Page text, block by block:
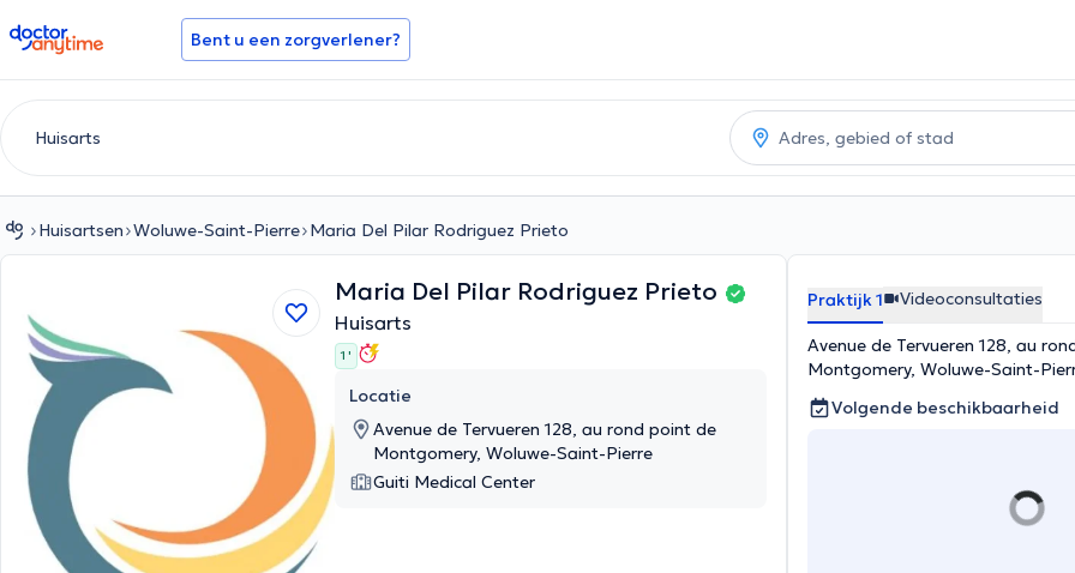
doctoranytime Bent u een zorgverlener?
Huisartsen Woluwe-Saint-Pierre Maria Del Pilar Rodriguez Prieto
Maria Del Pilar Rodriguez Prieto
Huisarts
1 '
Locatie
Avenue de Tervueren 128, au rond point de
Montgomery, Woluwe-Saint-Pierre
Guiti Medical Center
Praktijk 1 Videoconsultaties
Avenue de Tervueren 128, au
Montgomery, Woluwe-Saint-
Volgende beschikbaarheid